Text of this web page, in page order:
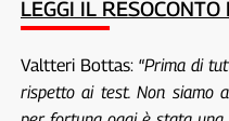
LEGGI IL
Valtteri Bottas: “Prima di
rispetto ai test. Non siamo